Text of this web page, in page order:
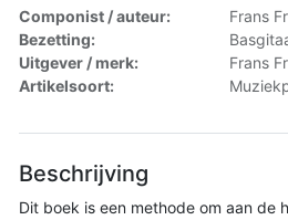
Componist / auteur:
Frans
Bezetting:
Uitgever / merk:
Frans
Artikelsoort:
Beschrijving
Dit boek is een methode om aan de